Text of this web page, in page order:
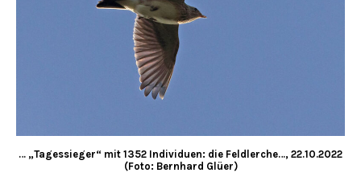
… „Tagessieger“ mit 1352 Individuen: die Feldlerche…, 22.10.2022
(Foto: Bernhard Glüer)